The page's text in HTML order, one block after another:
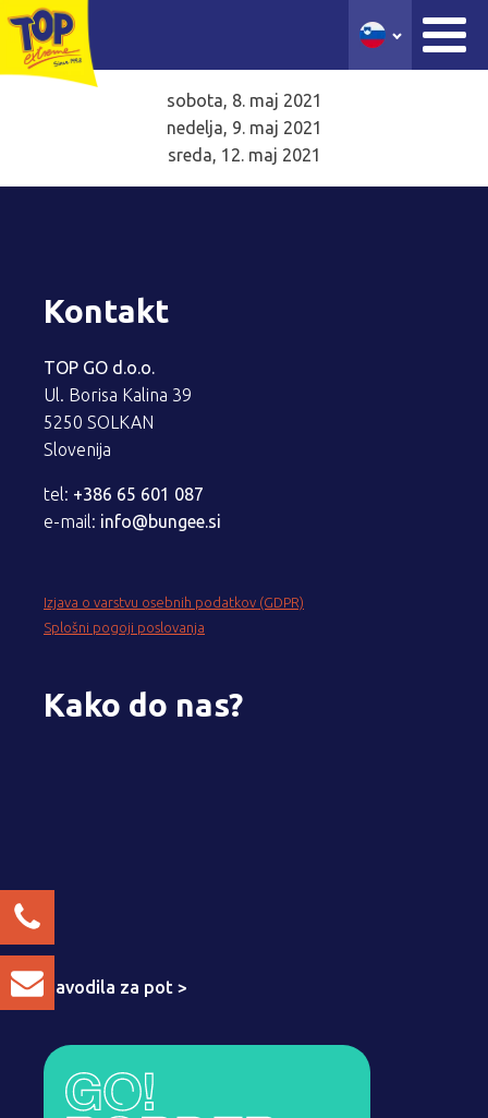
sobota, 8. maj 2021
nedelja, 9. maj 2021
sreda, 12. maj 2021
Kontakt
TOP GO d.o.o.
Ul. Borisa Kalina 39
5250 SOLKAN
Slovenija
tel: +386 65 601 087
e-mail: info@bungee.si
Izjava o varstvu osebnih podatkov (GDPR)
Splošni pogoji poslovanja
Kako do nas?
Navodila za pot >